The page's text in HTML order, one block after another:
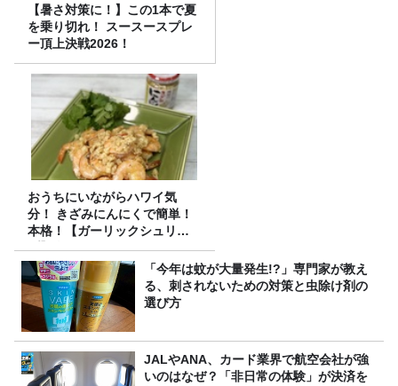
【暑さ対策に！】この1本で夏
を乗り切れ！ スースースプレ
ー頂上決戦2026！
おうちにいながらハワイ気
分！ きざみにんにくで簡単！
本格！【ガーリックシュリン
プ】 桃屋のかんたんレシピ
「今年は蚊が大量発生!?」専門家が教え
る、刺されないための対策と虫除け剤の
選び方
JALやANA、カード業界で航空会社が強
いのはなぜ？「非日常の体験」が決済を